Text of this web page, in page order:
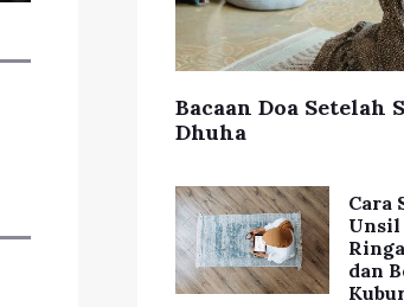
Bacaan Doa Setelah
Dhuha
Cara
Unsil
dan